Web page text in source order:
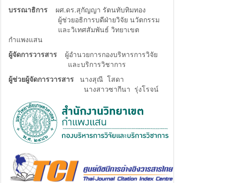
บรรณาธิการ ผศ.ดร.สุกัญญา รัตนทับทิมทอง
ผู้ช่วยอธิการบดีฝ่ายวิจัย นวัตกรรม
และวิเทศสัมพันธ์ วิทยาเขต
กำแพงแสน
ผู้จัดการวารสาร ผู้อำนวยการกองบริหารการวิจัย
และบริการวิชาการ
ผู้ช่วยผู้จัดการวารสาร นางสุณี โสดา
นางสาวซากีนา รุ่งโรจน์